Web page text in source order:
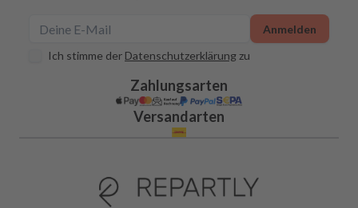
Ich stimme der Datenschutzerklärung zu
Anmelden
Zahlungsarten
Versandarten